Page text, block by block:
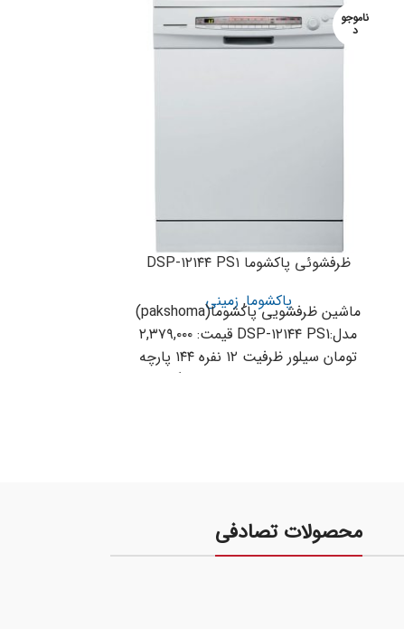
ناموجو
د
ظرفشوئی پاکشوما DSP-۱۲۱۴۴ PS۱
پاکشوما,زمینی
ماشین ظرفشویی پاکشوما(pakshoma)
مدل:DSP-۱۲۱۴۴ PS1 قیمت: ۲,۳۷۹,۰۰۰
تومان سیلور ظرفیت ۱۲ نفره ۱۴۴ پارچه
دارای محفظه استیل ضد زنگ
محصولات تصادفی